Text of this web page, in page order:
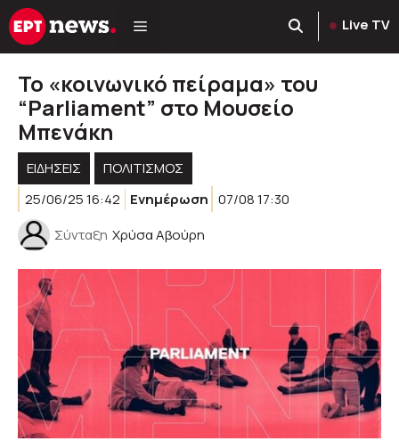
Μετάβαση
σε
Live TV
Το «κοινωνικό πείραμα» του
“Parliament” στο Μουσείο
Μπενάκη
ΕΙΔΗΣΕΙΣ
ΠΟΛΙΤΙΣΜΟΣ
25/06/25 16:42
Ενημέρωση 07/08 17:30
Σύνταξη Χρύσα Αβούρη